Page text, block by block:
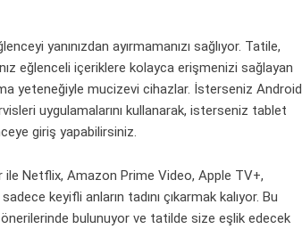
yanınızdan ayırmamanızı sağlıyor. Tatile,
eğlenceli içeriklere kolayca erişmenizi sağlayan
yeteneğiyle mucizevi cihazlar. İsterseniz Android
uygulamalarını kullanarak, isterseniz tablet
giriş yapabilirsiniz.
ile Netflix, Amazon Prime Video, Apple TV+,
keyifli anların tadını çıkarmak kalıyor. Bu
bulunuyor ve tatilde size eşlik edecek